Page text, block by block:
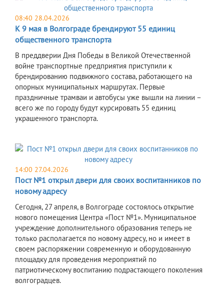
08:40 28.04.2026
К 9 мая в Волгограде брендируют 55 единиц
общественного транспорта
В преддверии Дня Победы в Великой Отечественной
войне транспортные предприятия приступили к
брендированию подвижного состава, работающего на
опорных муниципальных маршрутах. Первые
праздничные трамваи и автобусы уже вышли на линии –
всего же по городу будут курсировать 55 единиц
украшенного транспорта.
14:00 27.04.2026
Пост №1 открыл двери для своих воспитанников по
новому адресу
Сегодня, 27 апреля, в Волгограде состоялось открытие
нового помещения Центра «Пост №1». Муниципальное
учреждение дополнительного образования теперь не
только располагается по новому адресу, но и имеет в
своем распоряжении современную и оборудованную
площадку для проведения мероприятий по
патриотическому воспитанию подрастающего поколения
волгоградцев.